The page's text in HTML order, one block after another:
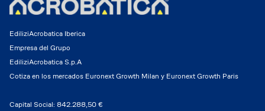
EdiliziAcrobatica Iberica
Empresa del Grupo
EdiliziAcrobatica S.p.A
Cotiza en los mercados Euronext Growth Milan y Euronext Growth Paris
Capital Social: 842.288,50 €